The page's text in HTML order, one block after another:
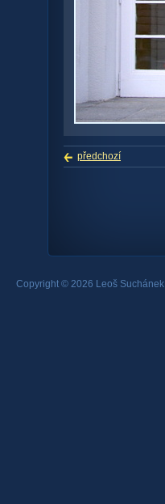
předchozí
Copyright © 2026 Leoš Suchánek